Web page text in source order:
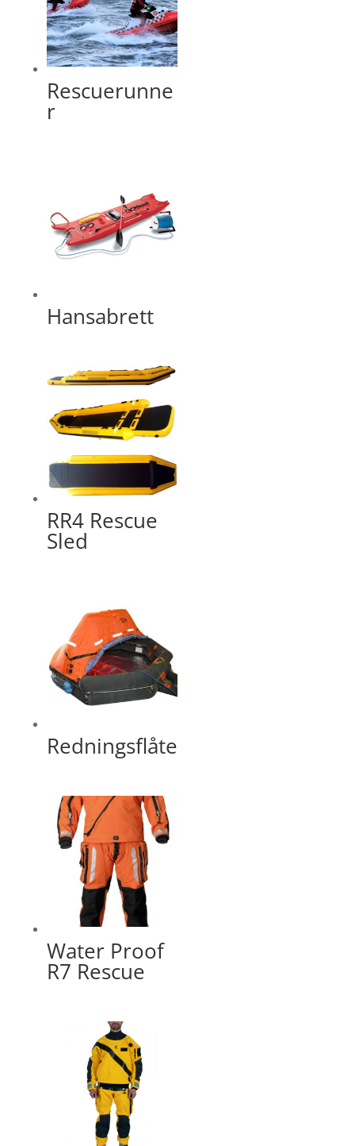
Rescuerunne
r
Hansabrett
RR4 Rescue
Sled
Redningsflåte
Water Proof
R7 Rescue